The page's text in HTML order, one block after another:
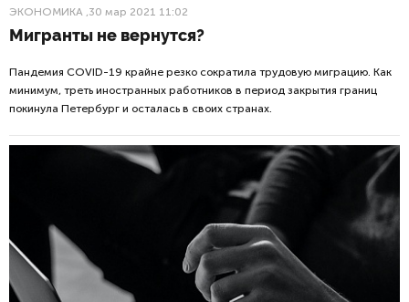
ЭКОНОМИКА ,30 мар 2021 11:02
Мигранты не вернутся?
Пандемия COVID-19 крайне резко сократила трудовую миграцию. Как
минимум, треть иностранных работников в период закрытия границ
покинула Петербург и осталась в своих странах.